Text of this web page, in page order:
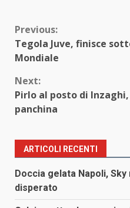
Continue
Reading
Previous:
Tegola Juve, finisce
Mondiale
Next:
Pirlo al posto di
panchina
ARTICOLI RECENTI
Doccia gelata Napoli,
disperato